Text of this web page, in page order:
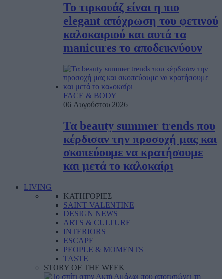
Το τιρκουάζ είναι η πιο
elegant απόχρωση του φετινού
καλοκαιριού και αυτά τα
manicures το αποδεικνύουν
FACE & BODY
06 Αυγούστου 2026
Τα beauty summer trends που
κέρδισαν την προσοχή μας και
σκοπεύουμε να κρατήσουμε
και μετά το καλοκαίρι
LIVING
ΚΑΤΗΓΟΡΙΕΣ
SAINT VALENTINE
DESIGN NEWS
ARTS & CULTURE
INTERIORS
ESCAPE
PEOPLE & MOMENTS
TASTE
STORY OF THE WEEK